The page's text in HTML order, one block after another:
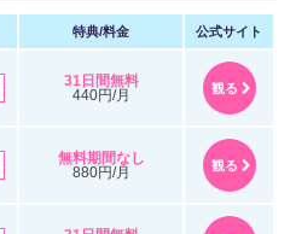
特典/料金 公式サイト
31日間無料
440円/月
観る
無料期間なし
880円/月
観る